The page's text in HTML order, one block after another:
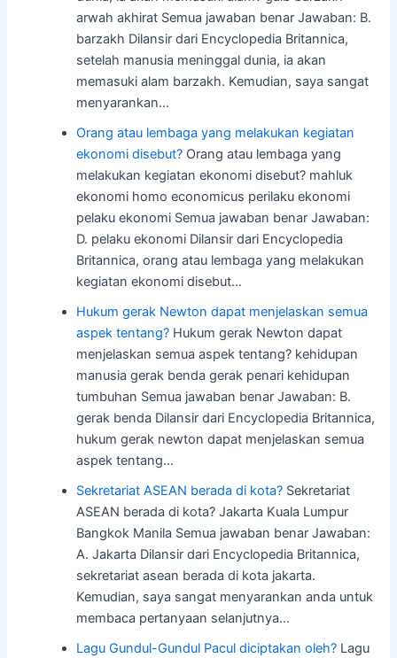
arwah akhirat Semua jawaban benar Jawaban: B.
barzakh Dilansir dari Encyclopedia Britannica,
setelah manusia meninggal dunia, ia akan
memasuki alam barzakh. Kemudian, saya sangat
menyarankan…
Orang atau lembaga yang melakukan kegiatan
ekonomi disebut? Orang atau lembaga yang
melakukan kegiatan ekonomi disebut? mahluk
ekonomi homo economicus perilaku ekonomi
pelaku ekonomi Semua jawaban benar Jawaban:
D. pelaku ekonomi Dilansir dari Encyclopedia
Britannica, orang atau lembaga yang melakukan
kegiatan ekonomi disebut…
Hukum gerak Newton dapat menjelaskan semua
aspek tentang? Hukum gerak Newton dapat
menjelaskan semua aspek tentang? kehidupan
manusia gerak benda gerak penari kehidupan
tumbuhan Semua jawaban benar Jawaban: B.
gerak benda Dilansir dari Encyclopedia Britannica,
hukum gerak newton dapat menjelaskan semua
aspek tentang…
Sekretariat ASEAN berada di kota? Sekretariat
ASEAN berada di kota? Jakarta Kuala Lumpur
Bangkok Manila Semua jawaban benar Jawaban:
A. Jakarta Dilansir dari Encyclopedia Britannica,
sekretariat asean berada di kota jakarta.
Kemudian, saya sangat menyarankan anda untuk
membaca pertanyaan selanjutnya…
Lagu Gundul-Gundul Pacul diciptakan oleh? Lagu